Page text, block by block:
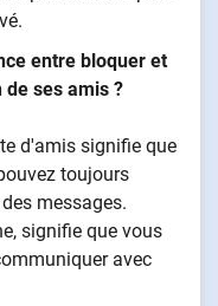
entre bloquer et
ses amis ?
d'amis signifie que
toujours
messages.
signifie que vous
avec